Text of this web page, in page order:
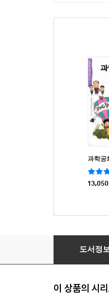
과학공
13,050
꾸뻬 씨의 행복
도서정
이 상품의 시